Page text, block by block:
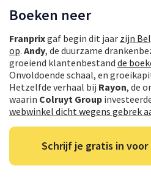
Boeken neer
Franprixgaf begin dit jaar zijn
op. Andy, de duurzame
groeiend klantenbestand de
Onvoldoende schaal, en
Hetzelfde verhaal bij Rayon, de
waarin Colruyt Group
webwinkel dicht wegens gebrek
Schrijf je gratis in